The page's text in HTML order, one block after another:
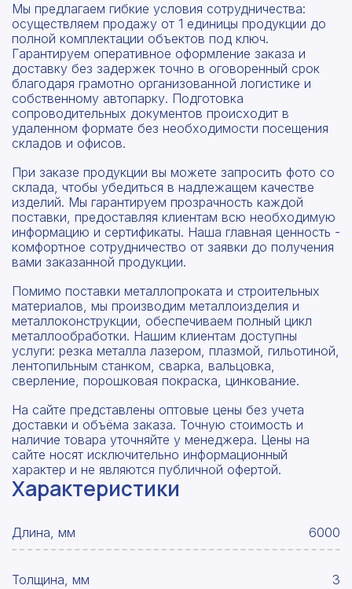
Мы предлагаем гибкие условия сотрудничества:
осуществляем продажу от 1 единицы продукции до
полной комплектации объектов под ключ.
Гарантируем оперативное оформление заказа и
доставку без задержек точно в оговоренный срок
благодаря грамотно организованной логистике и
собственному автопарку. Подготовка
сопроводительных документов происходит в
удаленном формате без необходимости посещения
складов и офисов.
При заказе продукции вы можете запросить фото со
склада, чтобы убедиться в надлежащем качестве
изделий. Мы гарантируем прозрачность каждой
поставки, предоставляя клиентам всю необходимую
информацию и сертификаты. Наша главная ценность -
комфортное сотрудничество от заявки до получения
вами заказанной продукции.
Помимо поставки металлопроката и строительных
материалов, мы производим металлоизделия и
металлоконструкции, обеспечиваем полный цикл
металлообработки. Нашим клиентам доступны
услуги: резка металла лазером, плазмой, гильотиной,
лентопильным станком, сварка, вальцовка,
сверление, порошковая покраска, цинкование.
На сайте представлены оптовые цены без учета
доставки и объёма заказа. Точную стоимость и
наличие товара уточняйте у менеджера. Цены на
сайте носят исключительно информационный
характер и не являются публичной офертой.
Характеристики
Длина, мм 6000
Толщина, мм 3